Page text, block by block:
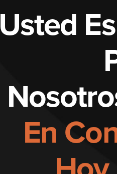
Usted
En